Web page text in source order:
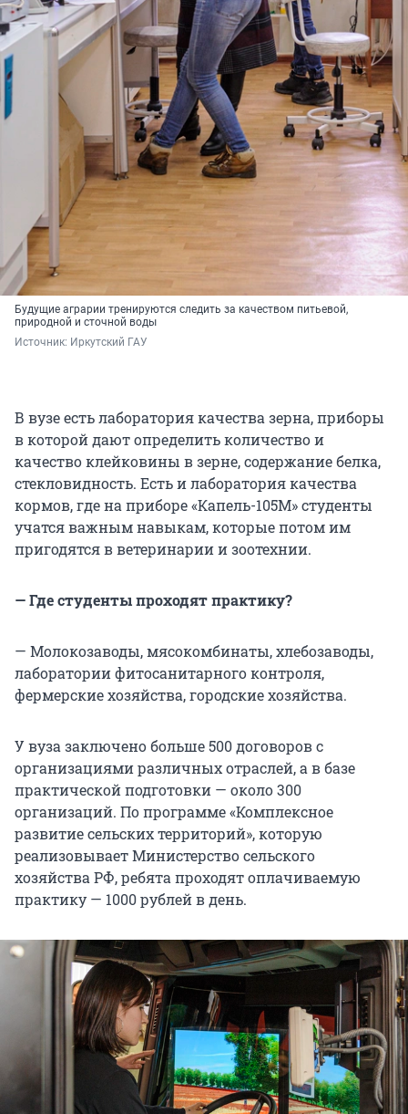
Будущие аграрии тренируются следить за качеством питьевой,
природной и сточной воды
Источник: Иркутский ГАУ
В вузе есть лаборатория качества зерна, приборы
в которой дают определить количество и
качество клейковины в зерне, содержание белка,
стекловидность. Есть и лаборатория качества
кормов, где на приборе «Капель-105М» студенты
учатся важным навыкам, которые потом им
пригодятся в ветеринарии и зоотехнии.
— Где студенты проходят практику?
— Молокозаводы, мясокомбинаты, хлебозаводы,
лаборатории фитосанитарного контроля,
фермерские хозяйства, городские хозяйства.
У вуза заключено больше 500 договоров с
организациями различных отраслей, а в базе
практической подготовки — около 300
организаций. По программе «Комплексное
развитие сельских территорий», которую
реализовывает Министерство сельского
хозяйства РФ, ребята проходят оплачиваемую
практику — 1000 рублей в день.